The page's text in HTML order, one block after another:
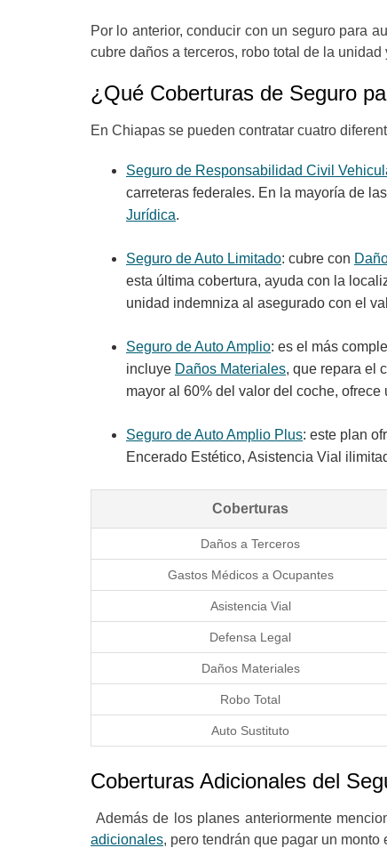
Por lo anterior, conducir con un seguro para
cubre daños a terceros, robo total de la
¿Qué Coberturas de Seguro
En Chiapas se pueden contratar cuatro
Seguro de Responsabilidad Civil
carreteras federales. En la mayoría de
Jurídica.
Seguro de Auto Limitado: cubre con
esta última cobertura, ayuda con la
unidad indemniza al asegurado con el
Seguro de Auto Amplio: es el más
incluye Daños Materiales, que repara el
mayor al 60% del valor del coche,
Seguro de Auto Amplio Plus: este plan
Encerado Estético, Asistencia Vial
Coberturas
Daños a Terceros
Gastos Médicos a Ocupantes
Asistencia Vial
Defensa Legal
Daños Materiales
Robo Total
Auto Sustituto
Coberturas Adicionales del
Además de los planes anteriormente
adicionales, pero tendrán que pagar un